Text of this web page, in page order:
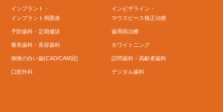
インプラント・
インプラント周囲炎
予防歯科・定期健診
審美歯科・美容歯科
保険の白い歯(CAD/CAM冠)
口腔外科
インビザライン・
マウスピース矯正治療
歯周病治療
ホワイトニング
訪問歯科・高齢者歯科
デジタル歯科